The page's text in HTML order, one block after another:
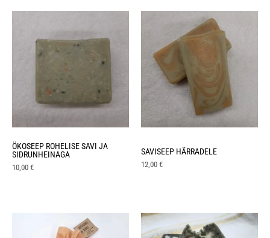
ÖKOSEEP ROHELISE SAVI JA
SIDRUNHEINAGA
10,00 €
SAVISEEP HÄRRADELE
12,00 €